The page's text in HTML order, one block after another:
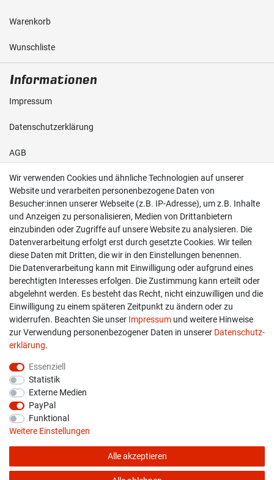
Warenkorb
Wunschliste
Informationen
Impressum
Daten­schutz­erklärung
AGB
Shop
Kontakt
Versand & Zahlung
Widerrufs­recht
Widerruf erklären
info@overdrive-racing.de
05662 / 8878939
Overdrive-Racing
Frankenstr. 9
34587 Felsberg-Gensungen
* Alle Preise verstehen sich inkl. gesetzl. MwSt. zzgl.Versandkosten
Wir verwenden Cookies und ähnliche Technologien auf unserer
Website und verarbeiten personenbezogene Daten von
Besucher:innen unserer Webseite (z.B. IP-Adresse), um z.B. Inhalte
und Anzeigen zu personalisieren, Medien von Drittanbietern
einzubinden oder Zugriffe auf unsere Website zu analysieren. Die
Datenverarbeitung erfolgt erst durch gesetzte Cookies. Wir teilen
diese Daten mit Dritten, die wir in den Einstellungen benennen.
Die Datenverarbeitung kann mit Einwilligung oder aufgrund eines
berechtigten Interesses erfolgen. Die Zustimmung kann erteilt oder
abgelehnt werden. Es besteht das Recht, nicht einzuwilligen und die
Einwilligung zu einem späteren Zeitpunkt zu ändern oder zu
widerrufen. Beachten Sie unser Impressum und weitere Hinweise
zur Verwendung personenbezogener Daten in unserer Daten­schutz­
erklärung.
Essenziell
Statistik
Externe Medien
PayPal
Funktional
Weitere Einstellungen
Alle akzeptieren